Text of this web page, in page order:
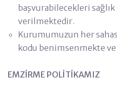
başvurabilecekleri
verilmektedir.
Kurumumuzun her
kodu benimsenmekte
EMZİRME POLİTİKAMIZ